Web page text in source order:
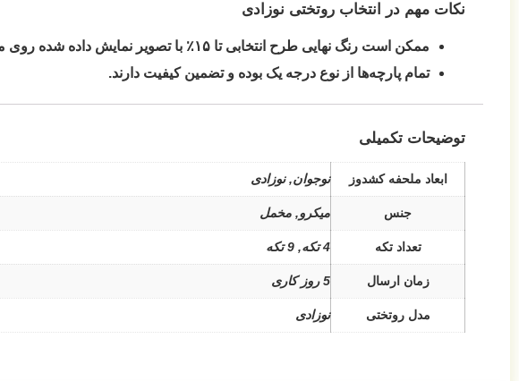
نکات مهم در انتخاب روتختی نوزادی
ممکن است رنگ نهایی طرح انتخابی تا ۱۵٪ با تصویر نمایش داده شده روی مانیتور متفاوت باشد.
تمام پارچه‌ها از نوع درجه یک بوده و تضمین کیفیت دارند.
توضیحات تکمیلی
ابعاد ملحفه کشدوز نوجوان, نوزادی
جنس میکرو, مخمل
تعداد تکه 4 تکه, 9 تکه
زمان ارسال 5 روز کاری
مدل روتختی نوزادی